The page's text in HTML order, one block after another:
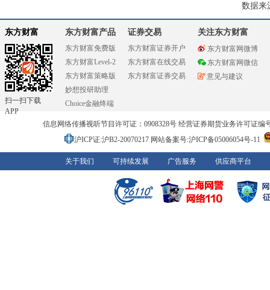
数据来
东方财富
扫一扫下载
APP
东方财富产品
东方财富免费版
东方财富Level-2
东方财富策略版
妙想投研助理
Choice金融终端
证券交易
东方财富证券开户
东方财富在线交易
东方财富证券交易
关注东方财富
东方财富网微博
东方财富网微信
意见与建议
信息网络传播视听节目许可证：0908328号 经营证券期货业务许可证编
沪ICP证:沪B2-20070217 网站备案号:沪ICP备05006054号-11
关于我们 可持续发展 广告服务 供应商平台